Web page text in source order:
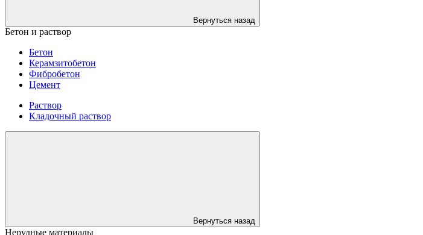
Вернуться назад
Бетон и раствор
Бетон
Керамзитобетон
Фибробетон
Цемент
Раствор
Кладочный раствор
Вернуться назад
Нерудные материалы